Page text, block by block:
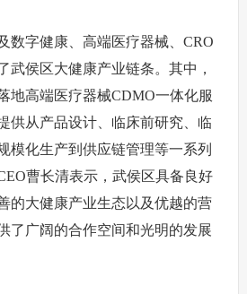
字健康、高端医疗器械、CRO
武侯区大健康产业链条。其中，
地高端医疗器械CDMO一体化服
供从产品设计、临床前研究、临
模化生产到供应链管理等一系列
曹长清表示，武侯区具备良好
的大健康产业生态以及优越的营
了广阔的合作空间和光明的发展